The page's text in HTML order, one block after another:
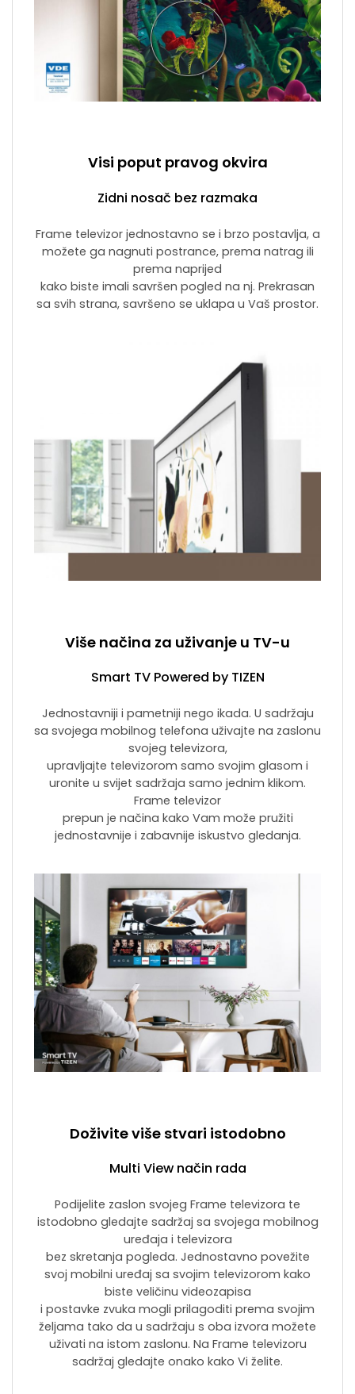
Visi poput pravog okvira
Zidni nosač bez razmaka
Frame televizor jednostavno se i brzo postavlja, a
možete ga nagnuti postrance, prema natrag ili
prema naprijed
kako biste imali savršen pogled na nj. Prekrasan
sa svih strana, savršeno se uklapa u Vaš prostor.
Više načina za uživanje u TV-u
Smart TV Powered by TIZEN
Jednostavniji i pametniji nego ikada. U sadržaju
sa svojega mobilnog telefona uživajte na zaslonu
svojeg televizora,
upravljajte televizorom samo svojim glasom i
uronite u svijet sadržaja samo jednim klikom.
Frame televizor
prepun je načina kako Vam može pružiti
jednostavnije i zabavnije iskustvo gledanja.
Doživite više stvari istodobno
Multi View način rada
Podijelite zaslon svojeg Frame televizora te
istodobno gledajte sadržaj sa svojega mobilnog
uređaja i televizora
bez skretanja pogleda. Jednostavno povežite
svoj mobilni uređaj sa svojim televizorom kako
biste veličinu videozapisa
i postavke zvuka mogli prilagoditi prema svojim
željama tako da u sadržaju s oba izvora možete
uživati na istom zaslonu. Na Frame televizoru
sadržaj gledajte onako kako Vi želite.